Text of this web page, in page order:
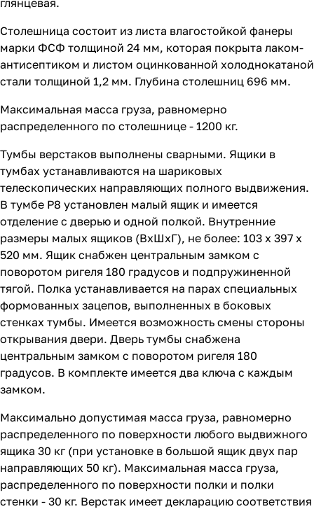
глянцевая.
Столешница состоит из листа влагостойкой фанеры
марки ФСФ толщиной 24 мм, которая покрыта лаком-
антисептиком и листом оцинкованной холоднокатаной
стали толщиной 1,2 мм. Глубина столешниц 696 мм.
Максимальная масса груза, равномерно
распределенного по столешнице - 1200 кг.
Тумбы верстаков выполнены сварными. Ящики в
тумбах устанавливаются на шариковых
телескопических направляющих полного выдвижения.
В тумбе P8 установлен малый ящик и имеется
отделение с дверью и одной полкой. Внутренние
размеры малых ящиков (ВхШхГ), не более: 103 х 397 х
520 мм. Ящик снабжен центральным замком с
поворотом ригеля 180 градусов и подпружиненной
тягой. Полка устанавливается на парах специальных
формованных зацепов, выполненных в боковых
стенках тумбы. Имеется возможность смены стороны
открывания двери. Дверь тумбы снабжена
центральным замком с поворотом ригеля 180
градусов. В комплекте имеется два ключа с каждым
замком.
Максимально допустимая масса груза, равномерно
распределенного по поверхности любого выдвижного
ящика 30 кг (при установке в большой ящик двух пар
направляющих 50 кг). Максимальная масса груза,
распределенного по поверхности полки и полки
стенки - 30 кг. Верстак имеет декларацию соответствия